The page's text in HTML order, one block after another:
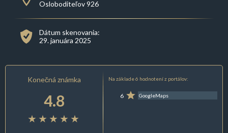
Osloboditeľov 926
Dátum skenovania:
29. januára 2025
Konečná známka
4.8
Na základe 6 hodnotení z portálov:
6 GoogleMaps